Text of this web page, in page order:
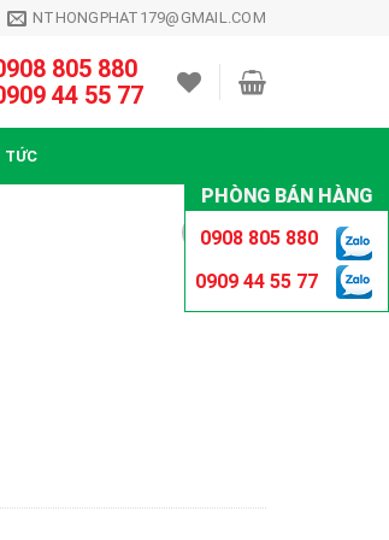
NTHONGPHAT179@GMAIL.COM
805 880
44 55 77
TỨC
PHÒNG BÁN HÀNG
0908 805 880
0909 44 55 77